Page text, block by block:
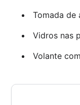
Tomada de
Vidros nas
Volante